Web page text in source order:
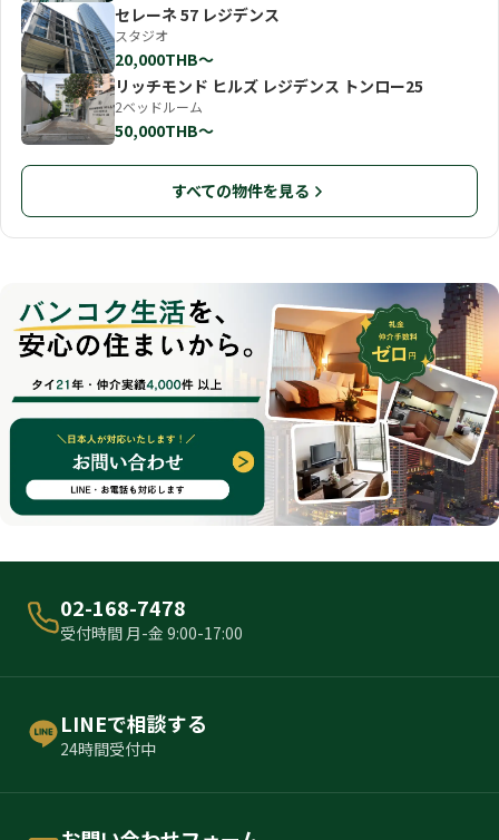
セレーネ 57 レジデンス
スタジオ
20,000THB〜
リッチモンド ヒルズ レジデンス トンロー25
2ベッドルーム
50,000THB〜
すべての物件を見る
02-168-7478
受付時間 月-金 9:00-17:00
LINEで相談する
24時間受付中